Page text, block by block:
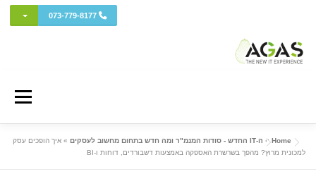
073-779-8177 מתג
Menu
אודות AGAS שירותי המחשוב מחשוב ענן פרויקטים ושירותי מומחה
Home
» ה-IT החדש - סודות המנמ"ר ומה חדש בתחום מחשוב לעסקים » איך הופכים עסק
למכונית מרוץ? מהפך בשרשרת האספקה באמצעות דשבורדים, דוחות ו-BI